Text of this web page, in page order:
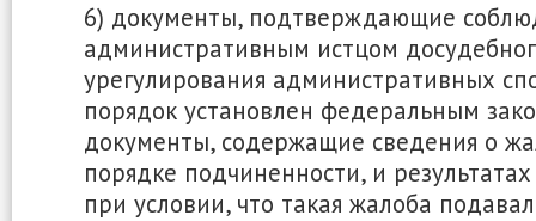
6) документы, подтверждающие
административным истцом
урегулирования административных
порядок установлен федеральным
документы, содержащие сведения о
порядке подчиненности, и
при условии, что такая жалоба